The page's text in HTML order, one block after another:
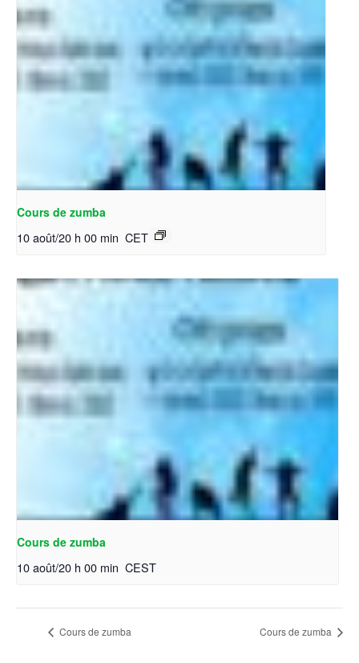
Cours de zumba
10 août/20 h 00 min CET
Cours de zumba
10 août/20 h 00 min CEST
Cours de zumba Cours de zumba